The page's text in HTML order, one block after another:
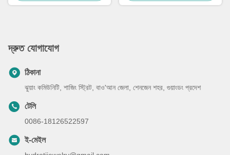
দ্রুত যোগাযোগ
ঠিকানা
ঝুয়াং কমিউনিটি, শাজিং স্ট্রিট, বাও'আন জেলা, শেনজেন শহর, গুয়াংডং প্রদেশ
টেলি
0086-18126522597
ই-মেইল